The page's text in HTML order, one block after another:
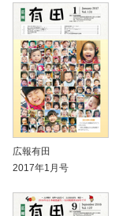
広報有田
2017年1月号